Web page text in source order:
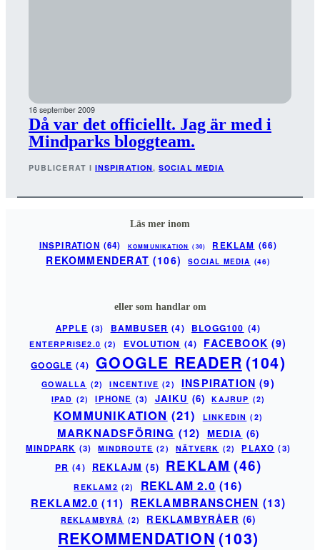
16 september 2009
Då var det officiellt. Jag är med i
Mindparks bloggteam.
PUBLICERAT IINSPIRATION, SOCIAL MEDIA
Läs mer inom
INSPIRATION (64) KOMMUNIKATION (30) REKLAM (66)
REKOMMENDERAT (106) SOCIAL MEDIA (46)
eller som handlar om
APPLE (3) BAMBUSER (4) BLOGG100 (4)
ENTERPRISE2.0 (2) EVOLUTION (4) FACEBOOK (9)
GOOGLE (4) GOOGLE READER(104)
GOWALLA (2) INCENTIVE (2) INSPIRATION (9)
IPAD (2) IPHONE (3) JAIKU (6) KAJRUP (2)
KOMMUNIKATION (21) LINKEDIN (2)
MARKNADSFÖRING (12) MEDIA (6)
MINDPARK (3) MINDROUTE (2) NÄTVERK (2) PLAXO (3)
PR (4) REKLAJM (5) REKLAM (46)
REKLAM2 (2) REKLAM 2.0 (16)
REKLAM2.0 (11) REKLAMBRANSCHEN (13)
REKLAMBYRÅ (2) REKLAMBYRÅER (6)
REKOMMENDATION (103)